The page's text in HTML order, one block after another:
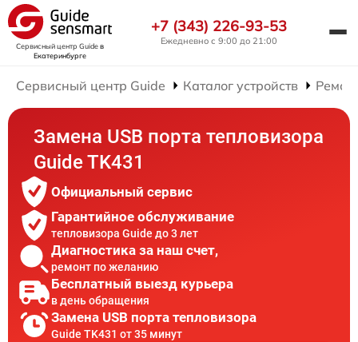
Сервисный центр Guideв
Екатеринбурге
+7 (343) 226-93-53
Ежедневно с 9:00 до 21:00
Сервисный центр Guide Каталог устройств
Замена USB порта тепловизора
Guide TK431
Официальный сервис
Гарантийное обслуживание
тепловизора Guide до 3 лет
Диагностика за наш счет,
ремонт по желанию
Бесплатный выезд курьера
в день обращения
Замена USB порта тепловизора
Guide TK431 от 35 минут